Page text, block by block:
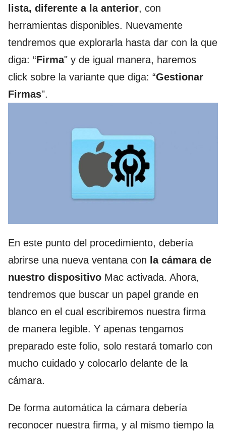
lista, diferente a la anterior, con
herramientas disponibles. Nuevamente
tendremos que explorarla hasta dar con la que
diga: “Firma" y de igual manera, haremos
click sobre la variante que diga: “Gestionar
Firmas".
En este punto del procedimiento, debería
abrirse una nueva ventana con la cámara de
nuestro dispositivo Mac activada. Ahora,
tendremos que buscar un papel grande en
blanco en el cual escribiremos nuestra firma
de manera legible. Y apenas tengamos
preparado este folio, solo restará tomarlo con
mucho cuidado y colocarlo delante de la
cámara.
De forma automática la cámara debería
reconocer nuestra firma, y al mismo tiempo la